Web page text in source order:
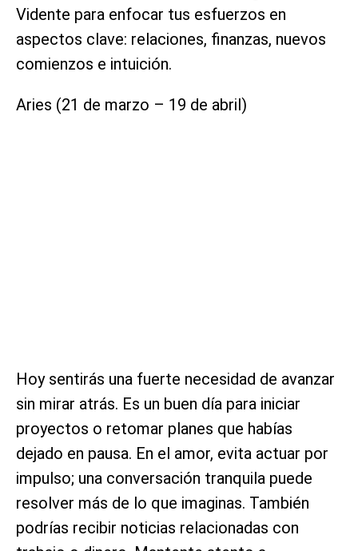
Vidente para enfocar tus esfuerzos en
aspectos clave: relaciones, finanzas, nuevos
comienzos e intuición.
Aries (21 de marzo – 19 de abril)
Hoy sentirás una fuerte necesidad de avanzar
sin mirar atrás. Es un buen día para iniciar
proyectos o retomar planes que habías
dejado en pausa. En el amor, evita actuar por
impulso; una conversación tranquila puede
resolver más de lo que imaginas. También
podrías recibir noticias relacionadas con